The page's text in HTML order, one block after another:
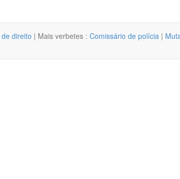
direito | Mais verbetes : Comissário de polícia |